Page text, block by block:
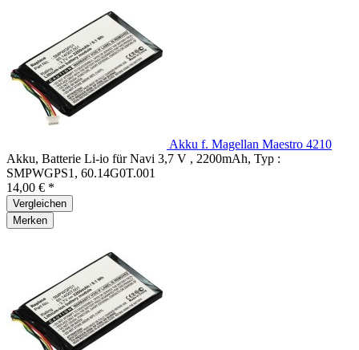
Akku f. Magellan Maestro 4210
Akku, Batterie Li-io für Navi 3,7 V , 2200mAh, Typ :
SMPWGPS1, 60.14G0T.001
14,00 € *
Vergleichen
Merken